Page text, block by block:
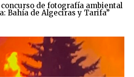
concurso de fotografía ambiental
Bahía de Algeciras y Tarifa”